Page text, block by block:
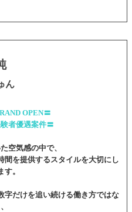
ん
OPEN〓
者優遇案件〓
空気感の中で、
間を提供するスタイルを大切にし
す。
字だけを追い続ける働き方ではな